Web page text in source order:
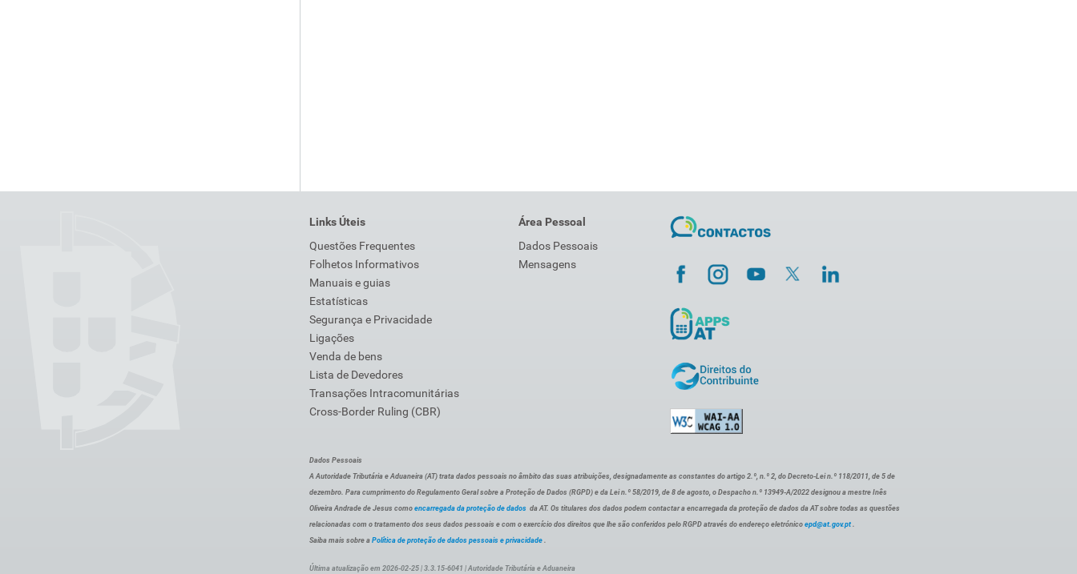
Links Úteis
Questões Frequentes
Folhetos Informativos
Manuais e guias
Estatísticas
Segurança e Privacidade
Ligações
Venda de bens
Lista de Devedores
Transações Intracomunitárias
Cross-Border Ruling (CBR)
Área Pessoal
Dados Pessoais
Mensagens
Dados Pessoais
A Autoridade Tributária e Aduaneira (AT) trata dados pessoais no âmbito das suas atribuições, designadamente as constantes do artigo 2.º, n.º 2, do Decreto-Lei n.º 118/2011, de 5 de
dezembro. Para cumprimento do Regulamento Geral sobre a Proteção de Dados (RGPD) e da Lei n.º 58/2019, de 8 de agosto, o Despacho n.º 13949-A/2022 designou a mestre Inês
Oliveira Andrade de Jesus como encarregada da proteção de dados da AT. Os titulares dos dados podem contactar a encarregada da proteção de dados da AT sobre todas as questões
relacionadas com o tratamento dos seus dados pessoais e com o exercício dos direitos que lhe são conferidos pelo RGPD através do endereço eletrónico epd@at.gov.pt .
Saiba mais sobre a Política de proteção de dados pessoais e privacidade .
Última atualização em 2026-02-25 | 3.3.15-6041 | Autoridade Tributária e Aduaneira